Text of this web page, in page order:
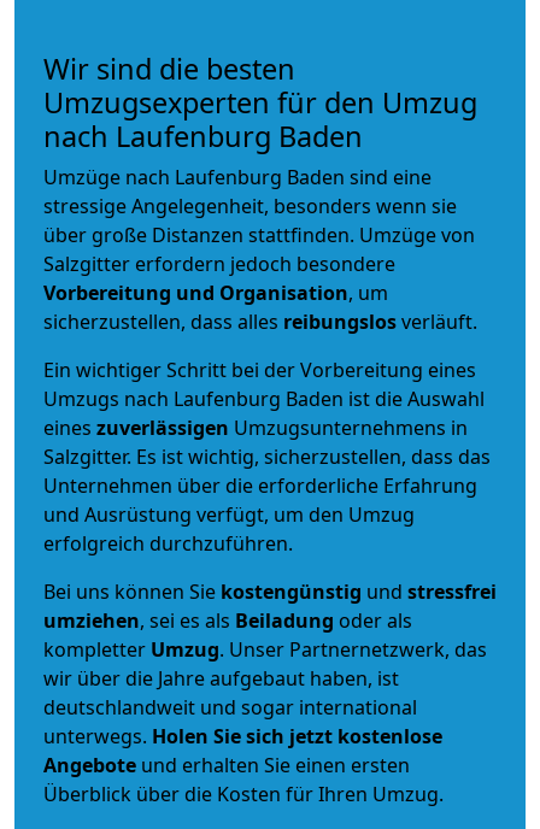
Wir sind die besten
Umzugsexperten für den Umzug
nach Laufenburg Baden
Umzüge nach Laufenburg Baden sind eine
stressige Angelegenheit, besonders wenn sie
über große Distanzen stattfinden. Umzüge von
Salzgitter erfordern jedoch besondere
Vorbereitung und Organisation, um
sicherzustellen, dass alles reibungslosverläuft.
Ein wichtiger Schritt bei der Vorbereitung eines
Umzugs nach Laufenburg Baden ist die Auswahl
eines zuverlässigen Umzugsunternehmens in
Salzgitter. Es ist wichtig, sicherzustellen, dass das
Unternehmen über die erforderliche Erfahrung
und Ausrüstung verfügt, um den Umzug
erfolgreich durchzuführen.
Bei uns können Sie kostengünstig und stressfrei
umziehen, sei es als Beiladung oder als
kompletter Umzug. Unser Partnernetzwerk, das
wir über die Jahre aufgebaut haben, ist
deutschlandweit und sogar international
unterwegs. Holen Sie sich jetzt kostenlose
Angebote und erhalten Sie einen ersten
Überblick über die Kosten für Ihren Umzug.